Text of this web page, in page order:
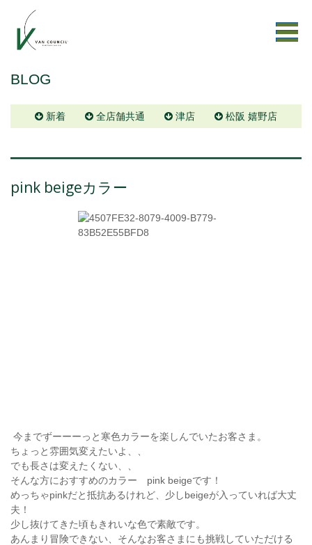
BLOG
新着 全店舗共通 津店 松阪 嬉野店
pink beigeカラー
今までずーーーっと寒色カラーを楽しんでいたお客さま。
ちょっと雰囲気変えたいよ、、
でも長さは変えたくない、、
そんな方におすすめのカラー pink beigeです！
めっちゃpinkだと抵抗あるけれど、少しbeigeが入っていれば大丈
夫！
少し抜けてきた頃もきれいな色で素敵です。
あんまり冒険できない、そんなお客さまにも挑戦していただける